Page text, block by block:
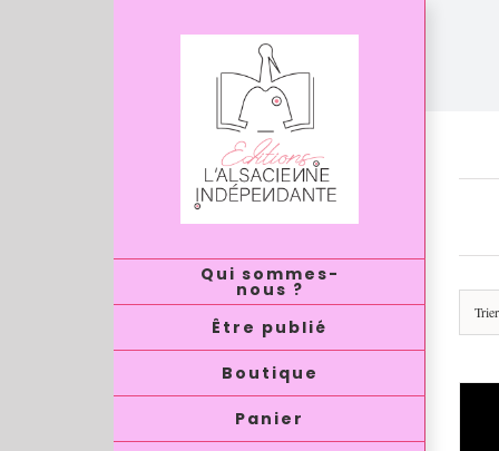
Qui sommes-
nous ?
Être publié
Boutique
Panier